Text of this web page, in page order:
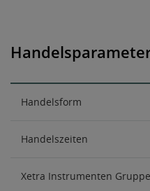
Handelsform
Handelszeiten
Xetra Instrumenten Gruppe